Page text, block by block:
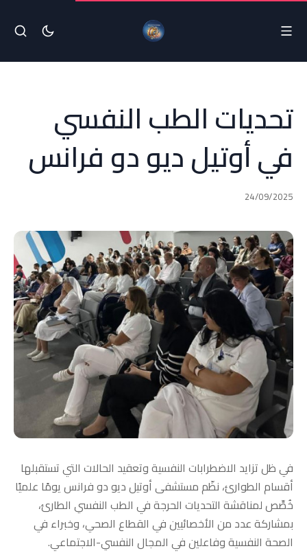
تحديات الطب النفسي
في أوتيل ديو دو فرانس
24/09/2025
في ظل تزايد الاضطرابات النفسية وتعقيد الحالات التي تستقبلها
أقسام الطوارئ، نظّم مستشفى أوتيل ديو دو فرانس يومًا علميًا
خُصِّص لمناقشة التحديات الحرجة في الطب النفسي الطارئ،
بمشاركة عدد من الأخصائيين في القطاع الصحي، وخبراء في
الصحة النفسية وفاعلين في المجال النفسي-الاجتماعي.